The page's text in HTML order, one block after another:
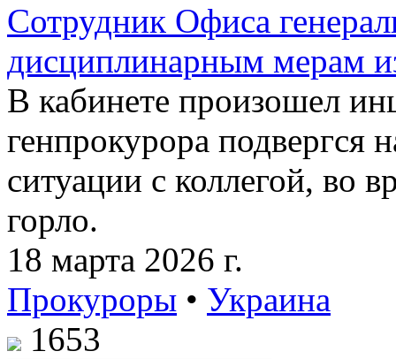
Сотрудник Офиса
дисциплинарным мерам
В кабинете произошел
генпрокурора подвергся
ситуации с коллегой, во
горло.
18 марта 2026 г.
Прокуроры • Украина
1653